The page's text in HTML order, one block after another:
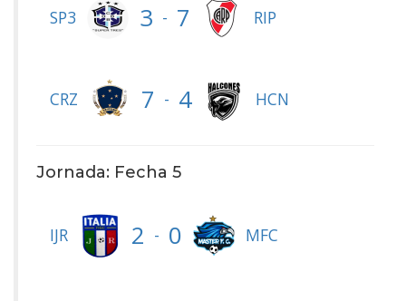
SP3 3 - 7 RIP
CRZ 7 - 4 HCN
Jornada: Fecha 5
IJR 2 - 0 MFC